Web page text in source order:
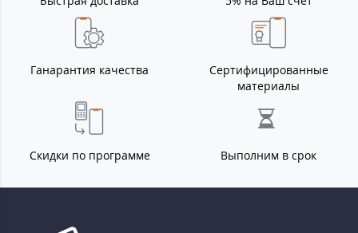
Ганарантия качества
Сертифицированные
материалы
Скидки по программе Выполним в срок